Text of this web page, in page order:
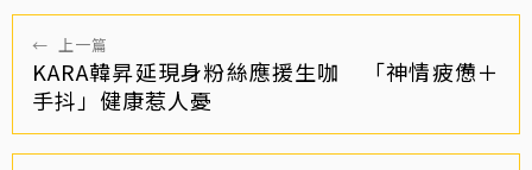
← 上一篇
KARA韓昇延現身粉絲應援生咖 「神情疲憊＋
手抖」健康惹人憂